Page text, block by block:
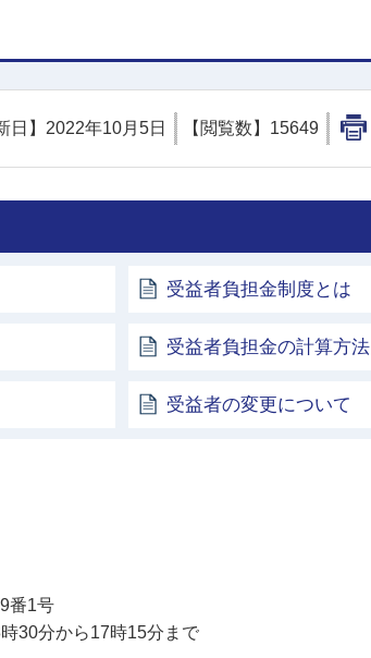
日】 2022年10月5日 【閲覧数】 15649
受益者負担金制度とは
受益者負担金の計算方法
受益者の変更について
番1号
30分から17時15分まで